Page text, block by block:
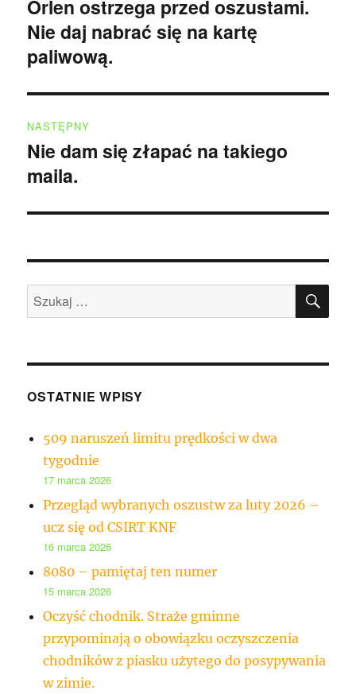
Poprzedni
wpis:
Orlen ostrzega przed oszustami.
Nie daj nabrać się na kartę
paliwową.
NASTĘPNY
Następny
wpis:
Nie dam się złapać na takiego
maila.
Szukaj:
OSTATNIE WPISY
509 naruszeń limitu prędkości w dwa
tygodnie
17 marca 2026
Przegląd wybranych oszustw za luty 2026 –
ucz się od CSIRT KNF
16 marca 2026
8080 – pamiętaj ten numer
15 marca 2026
Oczyść chodnik. Straże gminne
przypominają o obowiązku oczyszczenia
chodników z piasku użytego do posypywania
w zimie.